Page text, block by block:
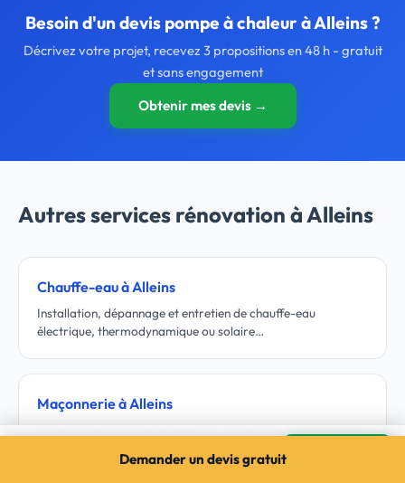
Besoin d'un devis pompe à chaleur à Alleins ?
Décrivez votre projet, recevez 3 propositions en 48 h - gratuit
et sans engagement
Obtenir mes devis →
Autres services rénovation à Alleins
Chauffe-eau à Alleins
Installation, dépannage et entretien de chauffe-eau
électrique, thermodynamique ou solaire…
Maçonnerie à Alleins
Travaux de maçonnerie générale : extension, ouverture de
3 devis gratuits · sans engagementDemander un devis gratuit